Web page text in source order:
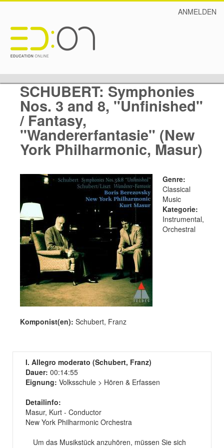
ANMELDEN
SCHUBERT: Symphonies
Nos. 3 and 8, "Unfinished"
/ Fantasy,
"Wandererfantasie" (New
York Philharmonic, Masur)
Genre:
Classical
Music
Kategorie:
Instrumental,
Orchestral
Komponist(en): Schubert, Franz
I. Allegro moderato (Schubert, Franz)
Dauer: 00:14:55
Eignung: Volksschule > Hören & Erfassen
Detailinfo:
Masur, Kurt - Conductor
New York Philharmonic Orchestra
Um das Musikstück anzuhören, müssen Sie sich